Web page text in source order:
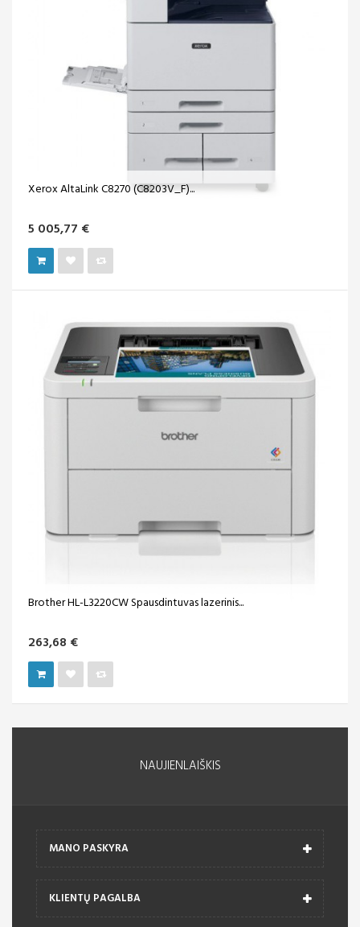
Xerox AltaLink C8270 (C8203V_F)...
5 005,77 €
Brother HL-L3220CW Spausdintuvas lazerinis...
263,68 €
NAUJIENLAIŠKIS
MANO PASKYRA
KLIENTŲ PAGALBA